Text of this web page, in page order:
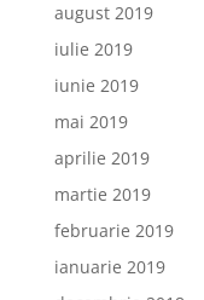
august 2019
iulie 2019
iunie 2019
mai 2019
aprilie 2019
martie 2019
februarie 2019
ianuarie 2019